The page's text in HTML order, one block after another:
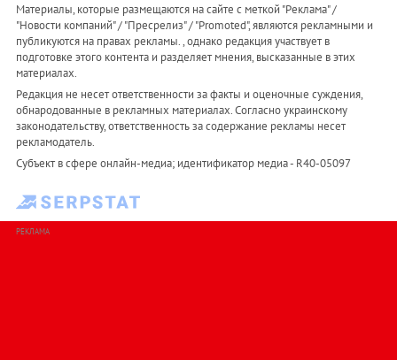
Материалы, которые размещаются на сайте с меткой "Реклама" /
"Новости компаний" / "Пресрелиз" / "Promoted", являются рекламными и
публикуются на правах рекламы. , однако редакция участвует в
подготовке этого контента и разделяет мнения, высказанные в этих
материалах.
Редакция не несет ответственности за факты и оценочные суждения,
обнародованные в рекламных материалах. Согласно украинскому
законодательству, ответственность за содержание рекламы несет
рекламодатель.
Субъект в сфере онлайн-медиа; идентификатор медиа - R40-05097
РЕКЛАМА